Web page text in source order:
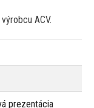
ACV.
prezentácia